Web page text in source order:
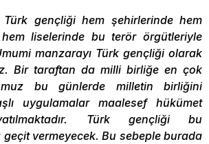
gençliği hem şehirlerinde hem
liselerinde bu terör örgütleriyle
manzarayı Türk gençliği olarak
Bir taraftan da milli birliğe en çok
bu günlerde milletin birliğini
uygulamalar maalesef hükümet
Türk gençliği bu
vermeyecek. Bu sebeple burada